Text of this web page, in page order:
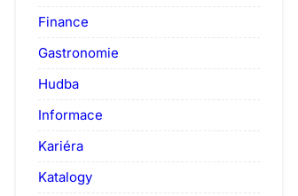
Finance
Gastronomie
Hudba
Informace
Kariéra
Katalogy